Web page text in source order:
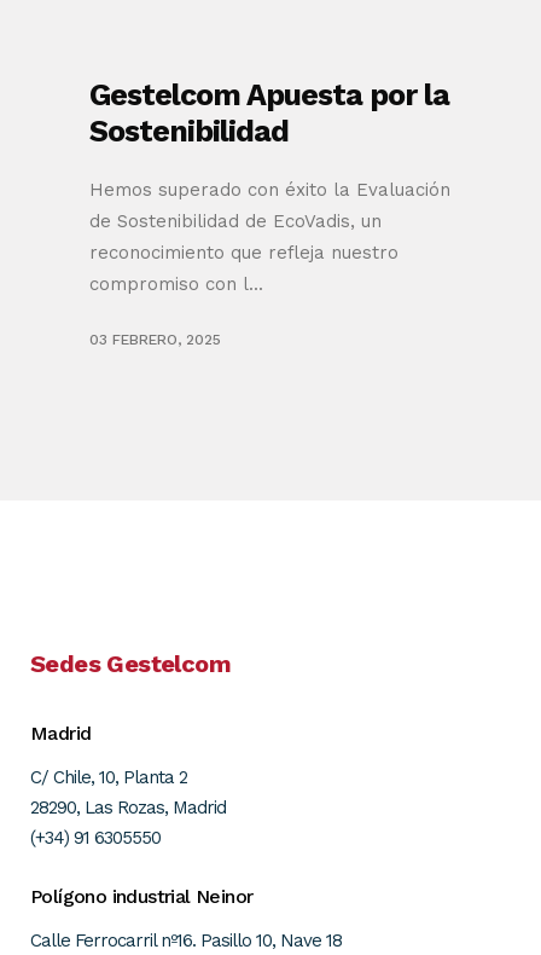
Gestelcom Apuesta por la
Sostenibilidad
Hemos superado con éxito la Evaluación
de Sostenibilidad de EcoVadis, un
reconocimiento que refleja nuestro
compromiso con l...
03 FEBRERO, 2025
Sedes Gestelcom
Madrid
C/ Chile, 10, Planta 2
28290, Las Rozas, Madrid
(+34) 91 6305550
Polígono industrial Neinor
Calle Ferrocarril nº16. Pasillo 10, Nave 18